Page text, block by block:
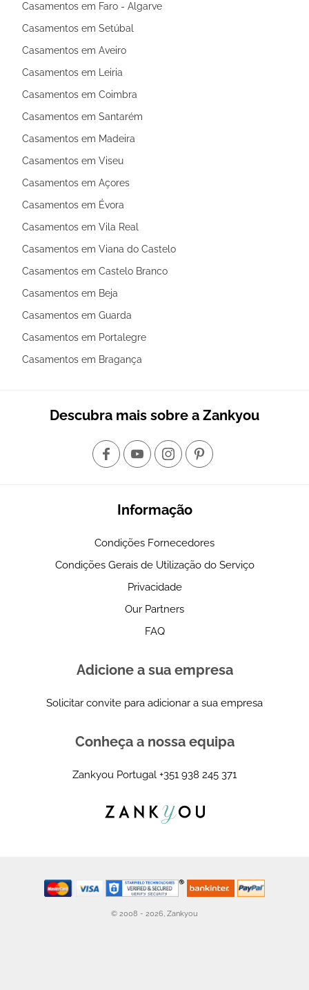
Casamentos em Faro - Algarve
Casamentos em Setúbal
Casamentos em Aveiro
Casamentos em Leiria
Casamentos em Coimbra
Casamentos em Santarém
Casamentos em Madeira
Casamentos em Viseu
Casamentos em Açores
Casamentos em Évora
Casamentos em Vila Real
Casamentos em Viana do Castelo
Casamentos em Castelo Branco
Casamentos em Beja
Casamentos em Guarda
Casamentos em Portalegre
Casamentos em Bragança
Descubra mais sobre a Zankyou
Informação
Condições Fornecedores
Condições Gerais de Utilização do Serviço
Privacidade
Our Partners
FAQ
Adicione a sua empresa
Solicitar convite para adicionar a sua empresa
Conheça a nossa equipa
Zankyou Portugal +351 938 245 371
© 2008 - 2026, Zankyou